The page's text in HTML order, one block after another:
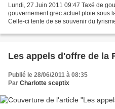
Lundi, 27 Juin 2011 09:47 Taxé de
gouvernement grec actuel ploie sous
Celle-ci tente de se souvenir du
Les appels d'offre de la
Publié le 28/06/2011 à 08:35
Par Charlotte sceptix